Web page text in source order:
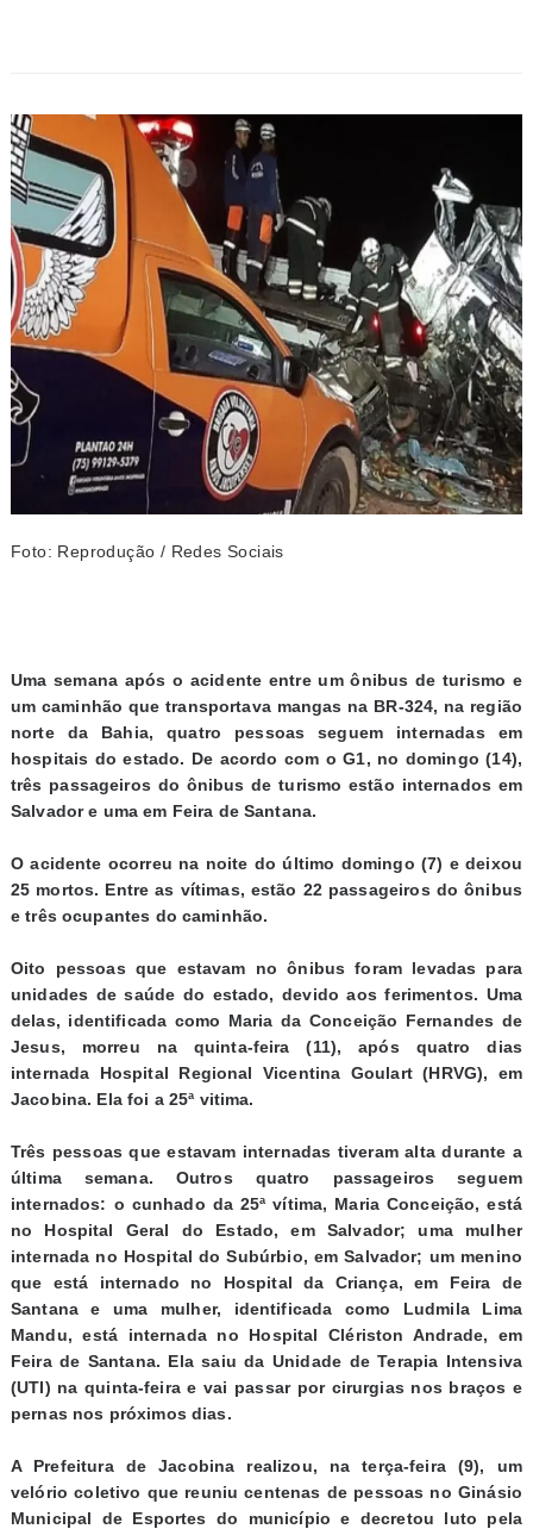
Foto: Reprodução / Redes Sociais
Uma semana após o acidente entre um ônibus de turismo e
um caminhão que transportava mangas na BR-324, na região
norte da Bahia, quatro pessoas seguem internadas em
hospitais do estado. De acordo com o G1, no domingo (14),
três passageiros do ônibus de turismo estão internados em
Salvador e uma em Feira de Santana.
O acidente ocorreu na noite do último domingo (7) e deixou
25 mortos. Entre as vítimas, estão 22 passageiros do ônibus
e três ocupantes do caminhão.
Oito pessoas que estavam no ônibus foram levadas para
unidades de saúde do estado, devido aos ferimentos. Uma
delas, identificada como Maria da Conceição Fernandes de
Jesus, morreu na quinta-feira (11), após quatro dias
internada Hospital Regional Vicentina Goulart (HRVG), em
Jacobina. Ela foi a 25ª vitima.
Três pessoas que estavam internadas tiveram alta durante a
última semana. Outros quatro passageiros seguem
internados: o cunhado da 25ª vítima, Maria Conceição, está
no Hospital Geral do Estado, em Salvador; uma mulher
internada no Hospital do Subúrbio, em Salvador; um menino
que está internado no Hospital da Criança, em Feira de
Santana e uma mulher, identificada como Ludmila Lima
Mandu, está internada no Hospital Clériston Andrade, em
Feira de Santana. Ela saiu da Unidade de Terapia Intensiva
(UTI) na quinta-feira e vai passar por cirurgias nos braços e
pernas nos próximos dias.
A Prefeitura de Jacobina realizou, na terça-feira (9), um
velório coletivo que reuniu centenas de pessoas no Ginásio
Municipal de Esportes do município e decretou luto pela